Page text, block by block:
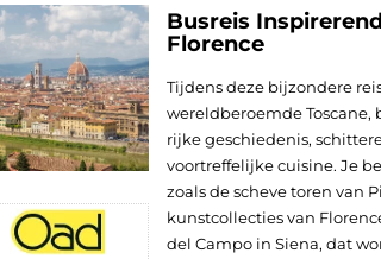
Busreis
Florence
Tijdens deze bijzondere
wereldberoemde
rijke geschiedenis,
voortreffelijke cuisine. Je
zoals de scheve toren van
kunstcollecties van
del Campo in Siena, dat